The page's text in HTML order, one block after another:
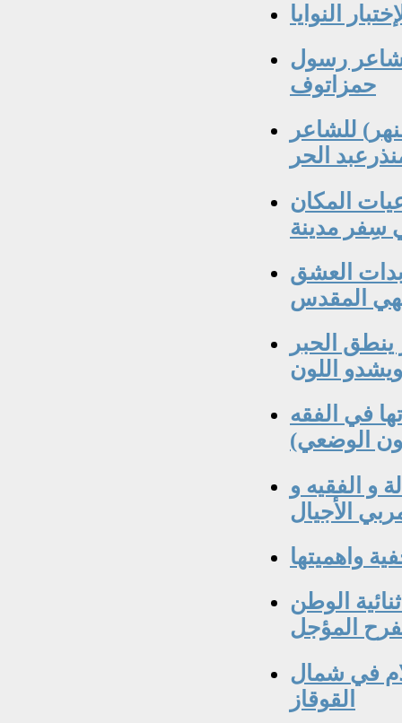
النوايا
رسول
حمزاتوف
للشاعر
الحر
المكان
سِفر مدينة
العشق
المقدس
الحبر
ويشدو اللون
في الفقه
الوضعي)
و الفقيه و
الأجيال
واهميتها
الوطن
المؤجل
في شمال
القوقاز